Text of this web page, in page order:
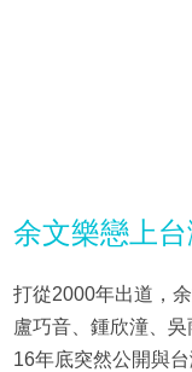
余文樂戀上
打從2000年出道，
盧巧音、鍾欣潼、
16年底突然公開與